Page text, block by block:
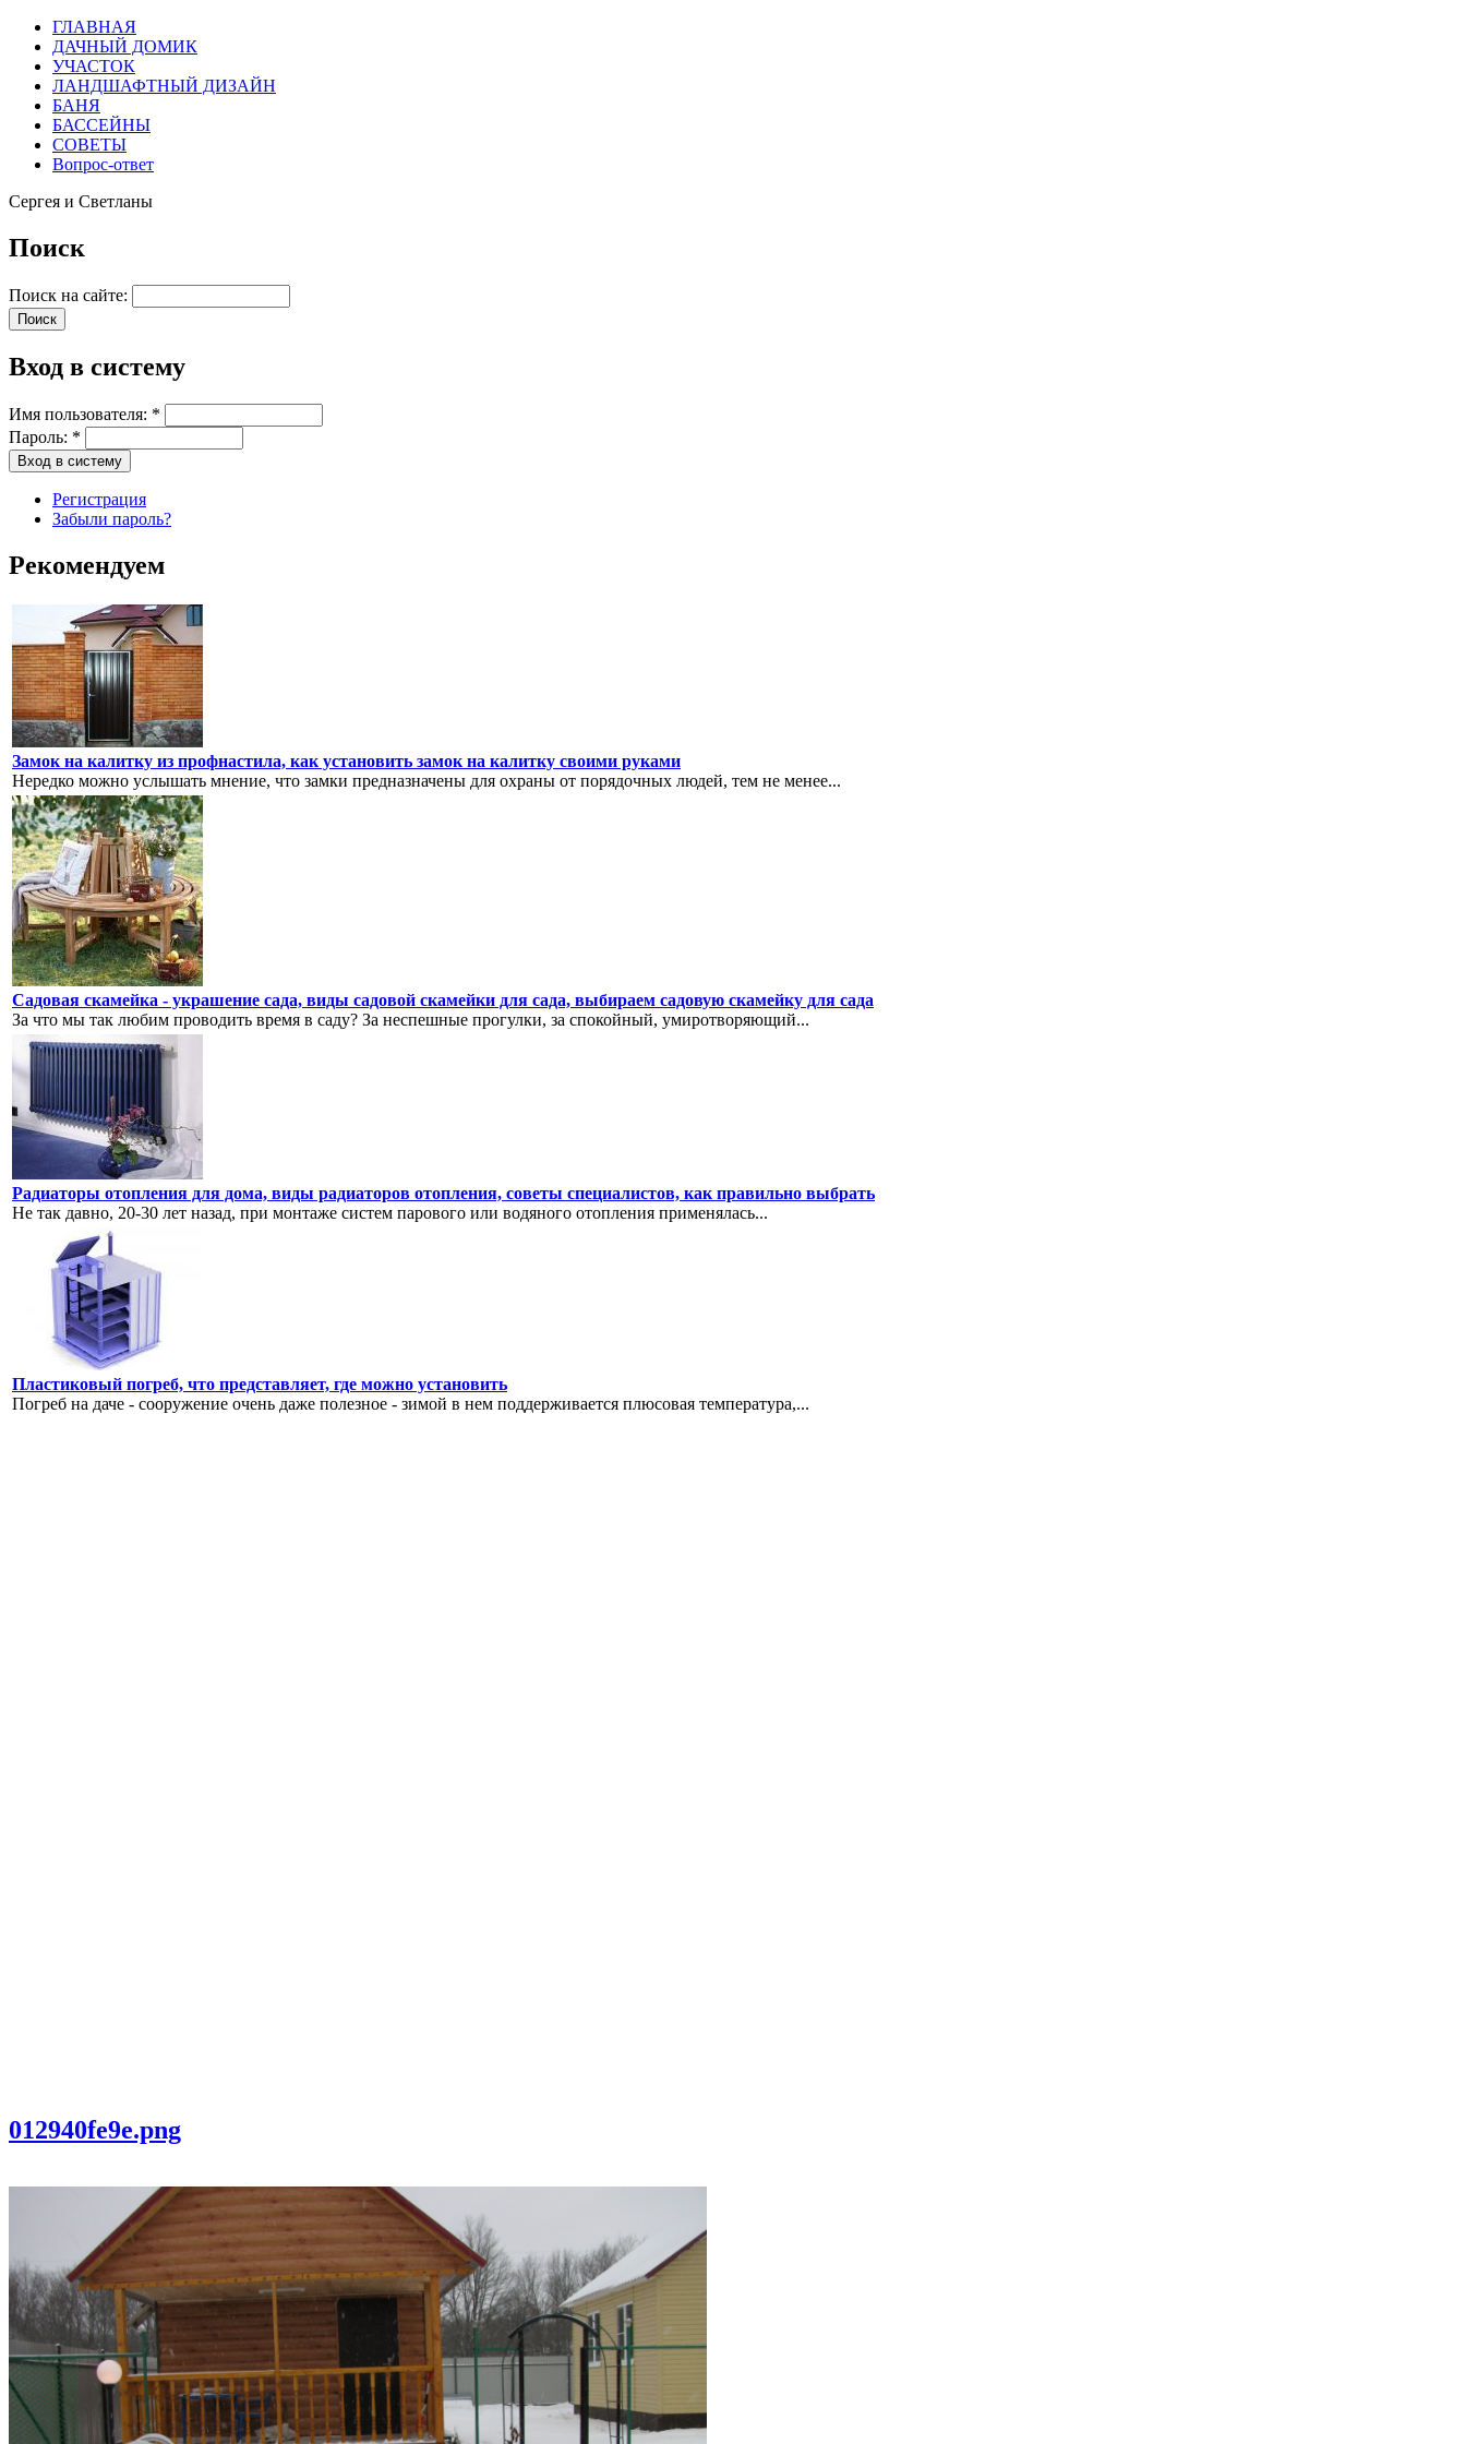
ГЛАВНАЯ
ДАЧНЫЙ ДОМИК
УЧАСТОК
ЛАНДШАФТНЫЙ ДИЗАЙН
БАНЯ
БАССЕЙНЫ
СОВЕТЫ
Вопрос-ответ
Сергея и Светланы
Поиск
Поиск на сайте:
Вход в систему
Имя пользователя: *
Пароль: *
Регистрация
Забыли пароль?
Рекомендуем
Замок на калитку из профнастила, как установить замок на калитку своими руками
Нередко можно услышать мнение, что замки предназначены для охраны от порядочных людей, тем не менее...
Садовая скамейка - украшение сада, виды садовой скамейки для сада, выбираем садовую скамейку для сада
За что мы так любим проводить время в саду? За неспешные прогулки, за спокойный, умиротворяющий...
Радиаторы отопления для дома, виды радиаторов отопления, советы специалистов, как правильно выбрать
Не так давно, 20-30 лет назад, при монтаже систем парового или водяного отопления применялась...
Пластиковый погреб, что представляет, где можно установить
Погреб на даче - сооружение очень даже полезное - зимой в нем поддерживается плюсовая температура,...
012940fe9e.png